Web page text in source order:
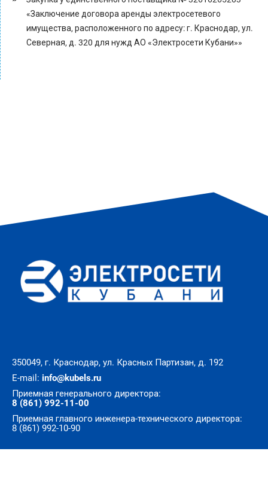
«Заключение договора аренды электросетевого
имущества, расположенного по адресу: г. Краснодар, ул.
Северная, д. 320 для нужд АО «Электросети Кубани»»
350049, г. Краснодар, ул. Красных Партизан, д. 192
E-mail: info@kubels.ru
Приемная генерального директора:
8 (861) 992-11-00
Приемная главного инженера-технического директора:
8 (861) 992-10-90